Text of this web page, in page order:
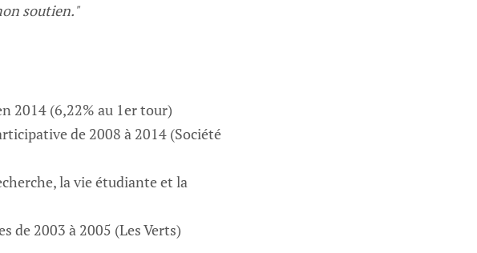
soutien."
2014 (6,22% au 1er tour)
de 2008 à 2014 (Société
la vie étudiante et la
de 2003 à 2005 (Les Verts)